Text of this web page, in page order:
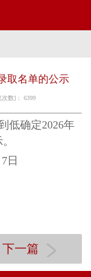
取名单的公示
数]： 6399
低确定2026年
日
下一篇